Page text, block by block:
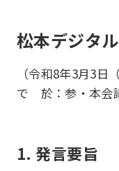
松本デジタ
（令和8年3月3日
で 於：参・本会
1. 発言要旨